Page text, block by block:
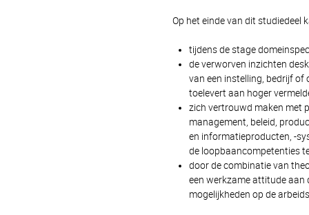
Op het einde van dit studiedeel
tijdens de stage
de verworven inzichten
van een instelling, bedrijf of
toelevert aan hoger
zich vertrouwd maken met
management, beleid,
en informatieproducten, -
de loopbaancompetenties
door de combinatie van
een werkzame attitude aan
mogelijkheden op de